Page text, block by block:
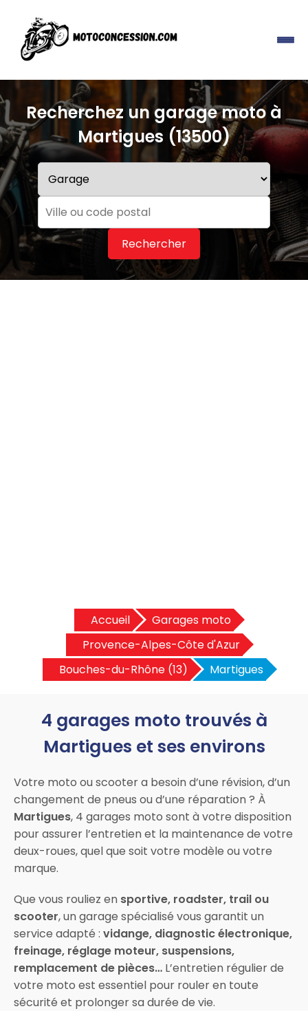
Recherchez un garage moto à
Martigues (13500)
Rechercher
Accueil
Garages moto
Provence-Alpes-Côte d'Azur
Bouches-du-Rhône (13)
Martigues
4 garages moto trouvés à
Martigues et ses environs
Votre moto ou scooter a besoin d’une révision, d’un
changement de pneus ou d’une réparation ? À
Martigues, 4 garages moto sont à votre disposition
pour assurer l’entretien et la maintenance de votre
deux-roues, quel que soit votre modèle ou votre
marque.
Que vous rouliez en sportive, roadster, trail ou
scooter, un garage spécialisé vous garantit un
service adapté : vidange, diagnostic électronique,
freinage, réglage moteur, suspensions,
remplacement de pièces… L’entretien régulier de
votre moto est essentiel pour rouler en toute
sécurité et prolonger sa durée de vie.